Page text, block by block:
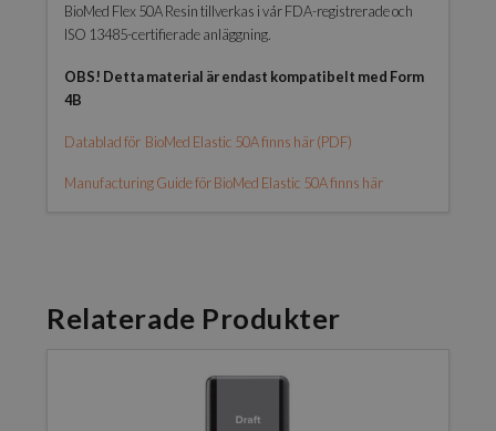
BioMed Flex 50A Resin tillverkas i vår FDA-registrerade och
ISO 13485-certifierade anläggning.
OBS! Detta material är endast kompatibelt med Form
4B
Datablad för BioMed Elastic 50A finns här (PDF)
Manufacturing Guide för BioMed Elastic 50A finns här
Relaterade Produkter